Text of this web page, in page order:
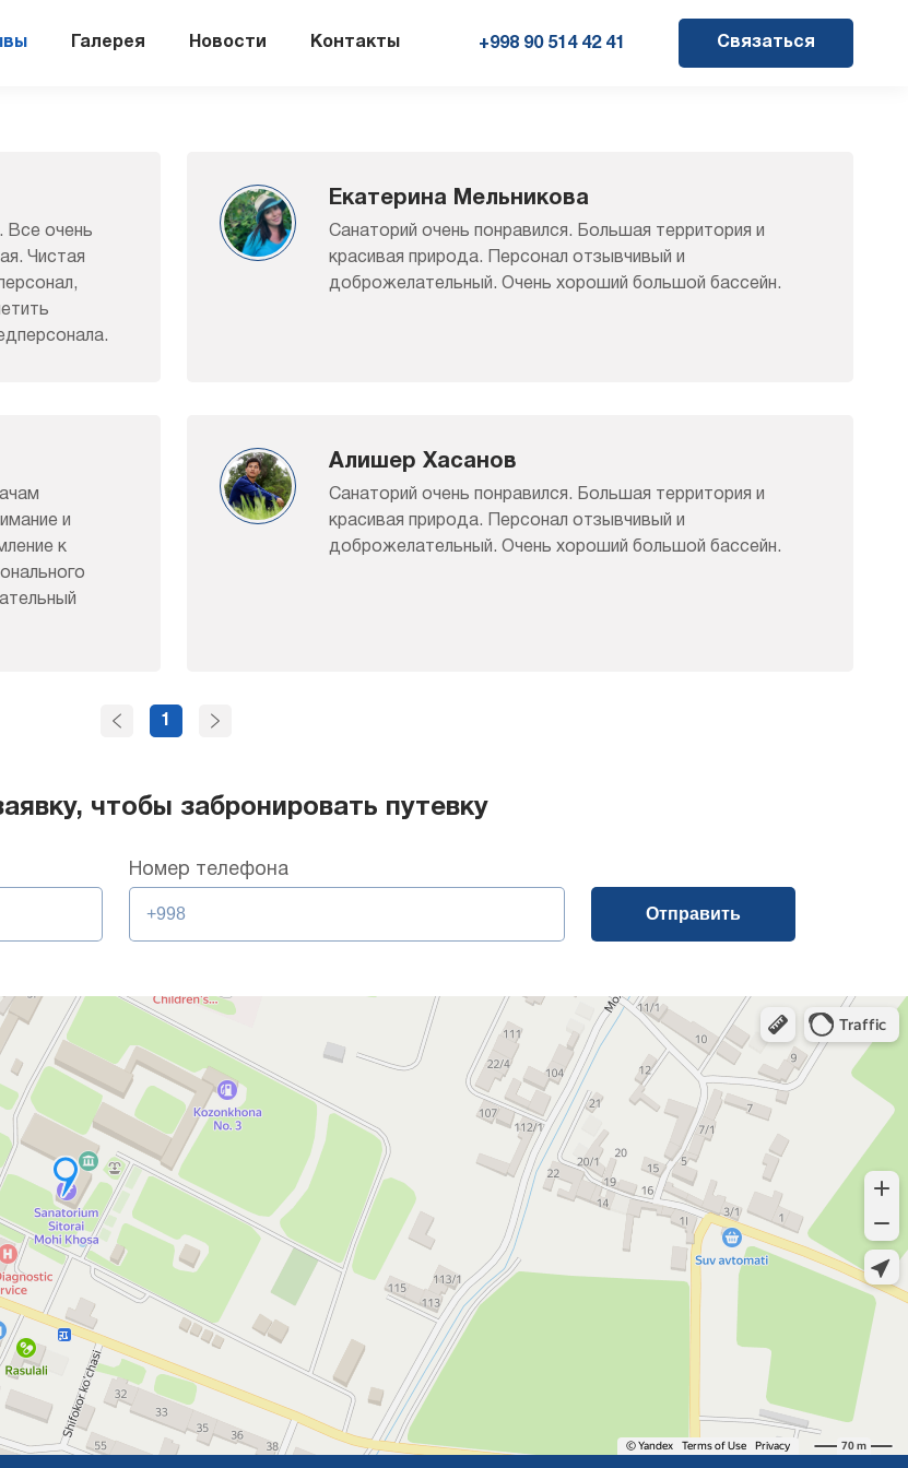
Галерея Новости Контакты +998 90 514 42 41 Связаться
Все очень
Чистая
Екатерина Мельникова
Санаторий очень понравился. Большая территория и
красивая природа. Персонал отзывчивый и
доброжелательный. Очень хороший большой бассейн.
и
к
Алишер Хасанов
Санаторий очень понравился. Большая территория и
красивая природа. Персонал отзывчивый и
доброжелательный. Очень хороший большой бассейн.
1
чтобы забронировать путевку
Номер телефона
Отправить